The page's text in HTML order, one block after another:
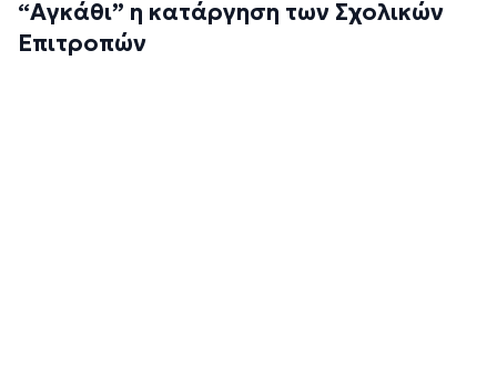
“Αγκάθι” η κατάργηση των Σχολικών
Επιτροπών